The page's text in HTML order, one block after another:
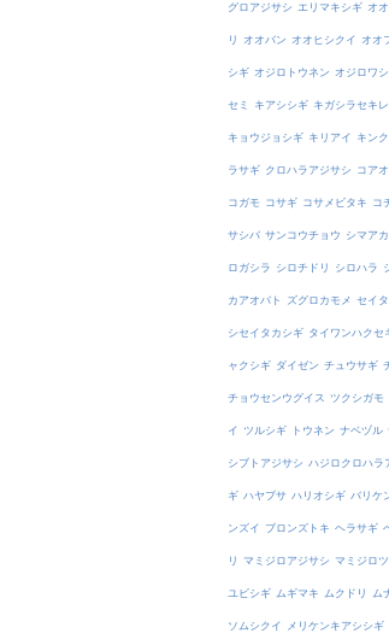
グロアジサシ エリマキシギ オ
リ オオバン オオヒシクイ オオ
シギ オジロトウネン オジロワシ
セミ キアシシギ キガシラセキ
キョウジョシギ キリアイ キン
ラサギ クロハラアジサシ コア
コガモ コサギ コサメビタキ コ
サシバ サンコウチョウ シマア
ロガシラ シロチドリ シロハラ
カアオバト ズグロカモメ セイ
シセイタカシギ タイワンハクセ
ャクシギ ダイゼン チュウサギ
チョウセンウグイス ツクシガモ
イ ツルシギ トウネン ナベヅル
シブトアジサシ ハジロクロハラ
ギ ハヤブサ ハリオシギ バリケ
ンズイ ブロンズトキ ヘラサギ
リ マミジロアジサシ マミジロ
ユビシギ ムギマキ ムクドリ ム
ソムシクイ メリケンキアシシギ